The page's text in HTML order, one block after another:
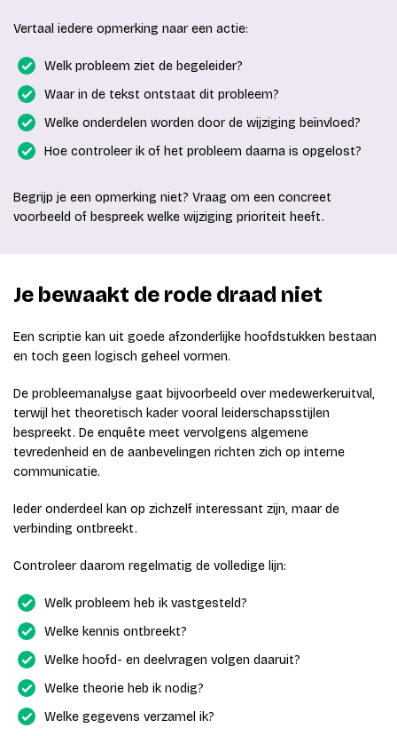
Vertaal iedere opmerking naar een actie:
Welk probleem ziet de begeleider?
Waar in de tekst ontstaat dit probleem?
Welke onderdelen worden door de wijziging beïnvloed?
Hoe controleer ik of het probleem daarna is opgelost?
Begrijp je een opmerking niet? Vraag om een concreet
voorbeeld of bespreek welke wijziging prioriteit heeft.
Je bewaakt de rode draad niet
Een scriptie kan uit goede afzonderlijke hoofdstukken bestaan
en toch geen logisch geheel vormen.
De probleemanalyse gaat bijvoorbeeld over medewerkeruitval,
terwijl het theoretisch kader vooral leiderschapsstijlen
bespreekt. De enquête meet vervolgens algemene
tevredenheid en de aanbevelingen richten zich op interne
communicatie.
Ieder onderdeel kan op zichzelf interessant zijn, maar de
verbinding ontbreekt.
Controleer daarom regelmatig de volledige lijn:
Welk probleem heb ik vastgesteld?
Welke kennis ontbreekt?
Welke hoofd- en deelvragen volgen daaruit?
Welke theorie heb ik nodig?
Welke gegevens verzamel ik?